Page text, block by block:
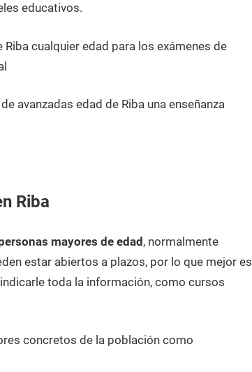
educativos.
cualquier edad para los exámenes de
avanzadas edad de Riba una enseñanza
Riba
mayores de edad, normalmente
estar abiertos a plazos, por lo que mejor es
toda la información, como cursos
concretos de la población como